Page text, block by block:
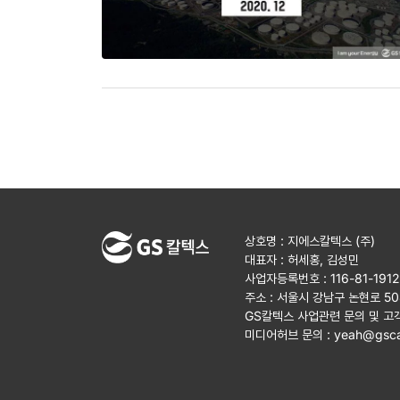
상호명 : 지에스칼텍스 (주)
대표자 : 허세홍, 김성민
사업자등록번호 : 116-81-
주소 : 서울시 강남구 논현로
GS칼텍스 사업관련 문의 및 고
미디어허브 문의 :